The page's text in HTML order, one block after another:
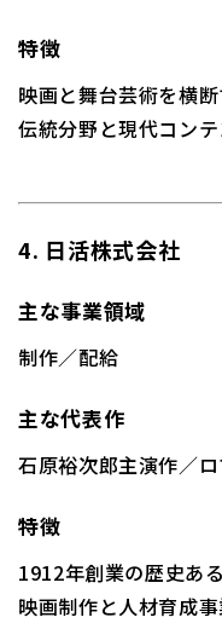
特徴
映画と舞台芸術を横断
伝統分野と現代コンテ
4. 日活株式会社
主な事業領域
制作／配給
主な代表作
石原裕次郎主演作／
特徴
1912年創業の歴史あ
映画制作と人材育成事